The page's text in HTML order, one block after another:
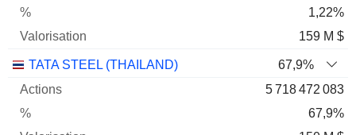
1,22%
159 M $
TATA STEEL (THAILAND)
67,9%
5 718 472 083
67,9%